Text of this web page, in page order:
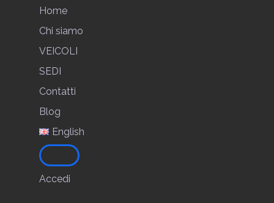
Home
Chi siamo
VEICOLI
SEDI
Contatti
Blog
English
Accedi